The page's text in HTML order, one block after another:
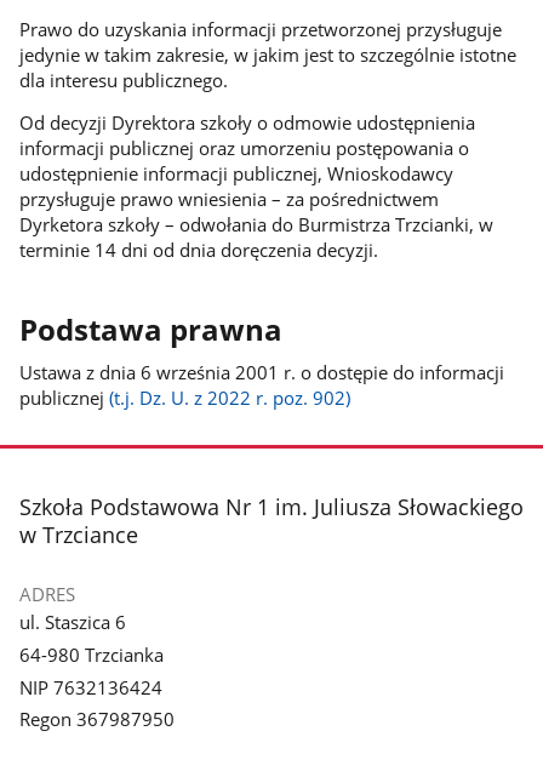
Prawo do uzyskania informacji przetworzonej przysługuje
jedynie w takim zakresie, w jakim jest to szczególnie istotne
dla interesu publicznego.
Od decyzji Dyrektora szkoły o odmowie udostępnienia
informacji publicznej oraz umorzeniu postępowania o
udostępnienie informacji publicznej, Wnioskodawcy
przysługuje prawo wniesienia – za pośrednictwem
Dyrketora szkoły – odwołania do Burmistrza Trzcianki, w
terminie 14 dni od dnia doręczenia decyzji.
Podstawa prawna
Ustawa z dnia 6 września 2001 r. o dostępie do informacji
publicznej (t.j. Dz. U. z 2022 r. poz. 902)
stopka
Szkoła Podstawowa Nr 1 im. Juliusza Słowackiego
w Trzciance
ADRES
ul. Staszica 6
64-980 Trzcianka
NIP 7632136424
Regon 367987950